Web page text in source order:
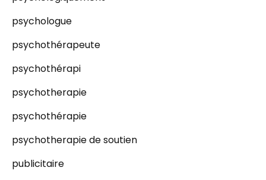
psychologue
psychothérapeute
psychothérapi
psychotherapie
psychothérapie
psychotherapie de soutien
publicitaire